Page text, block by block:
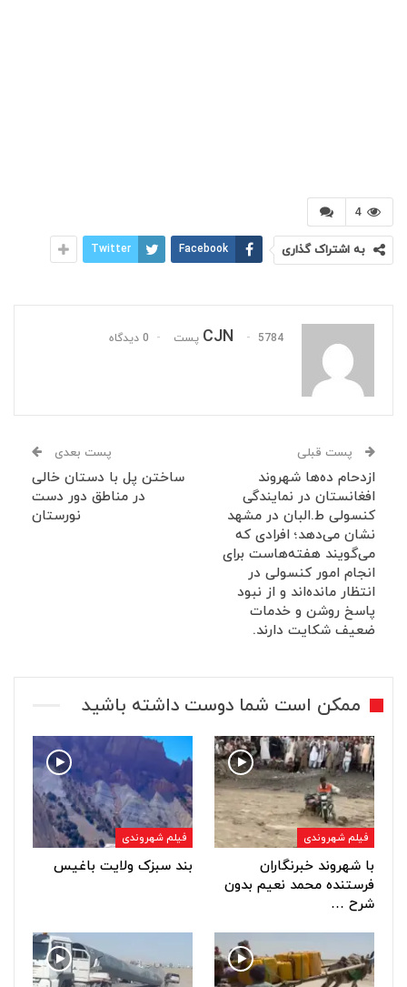
4
به اشتراک گذاری Facebook
Twitter
CJN 5784 پست 0 دیدگاه
پست قبلی
ازدحام ده‌ها شهروند
افغانستان در نمایندگی
کنسولی ط.البان در مشهد
نشان می‌دهد؛ افرادی که
می‌گویند هفته‌هاست برای
انجام امور کنسولی در
انتظار مانده‌اند و از نبود
پاسخ روشن و خدمات
ضعیف شکایت دارند.
پست بعدی
ساختن پل با دستان خالی
در مناطق دور دست
نورستان
ممکن است شما دوست داشته باشید
فیلم شهروندی
با شهروند خبرنگاران
فرستنده محمد نعیم بدون
شرح …
فیلم شهروندی
بند سبزک ولایت باغیس